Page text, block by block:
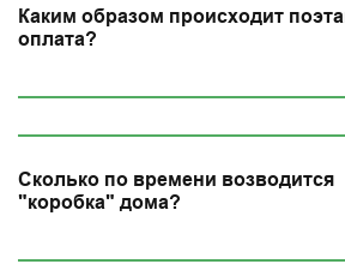
Каким образом происходит
оплата?
Сколько по времени возводится
"коробка" дома?